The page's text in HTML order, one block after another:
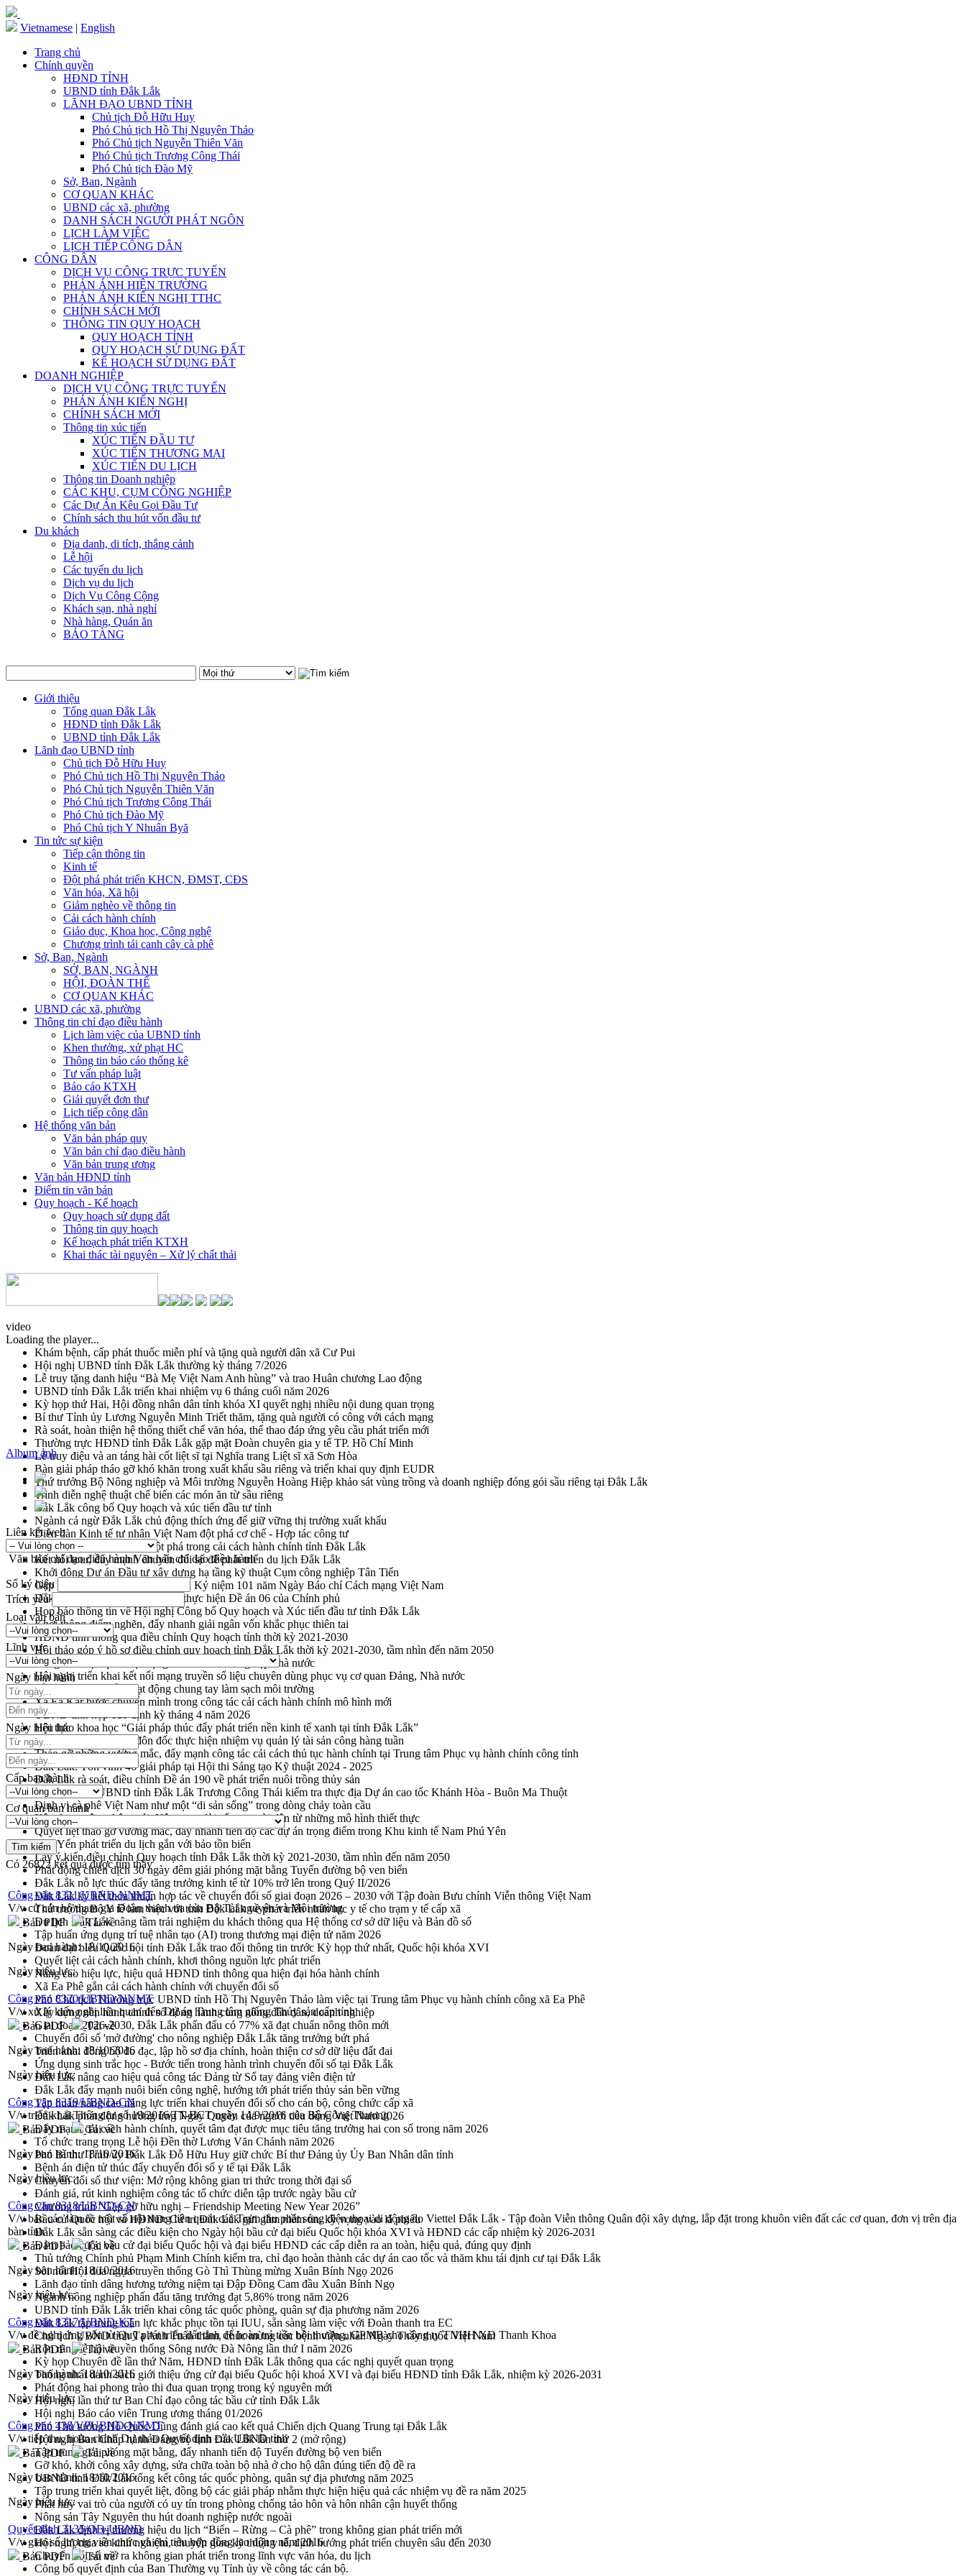
Vietnamese | English
Trang chủ
Chính quyền
HĐND TỈNH
UBND tỉnh Đắk Lắk
LÃNH ĐẠO UBND TỈNH
Chủ tịch Đỗ Hữu Huy
Phó Chủ tịch Hồ Thị Nguyên Thảo
Phó Chủ tịch Nguyễn Thiên Văn
Phó Chủ tịch Trương Công Thái
Phó Chủ tịch Đào Mỹ
Sở, Ban, Ngành
CƠ QUAN KHÁC
UBND các xã, phường
DANH SÁCH NGƯỜI PHÁT NGÔN
LỊCH LÀM VIỆC
LỊCH TIẾP CÔNG DÂN
CÔNG DÂN
DỊCH VỤ CÔNG TRỰC TUYẾN
PHẢN ÁNH HIỆN TRƯỜNG
PHẢN ÁNH KIẾN NGHỊ TTHC
CHÍNH SÁCH MỚI
THÔNG TIN QUY HOẠCH
QUY HOẠCH TỈNH
QUY HOẠCH SỬ DỤNG ĐẤT
KẾ HOẠCH SỬ DỤNG ĐẤT
DOANH NGHIỆP
DỊCH VỤ CÔNG TRỰC TUYẾN
PHẢN ÁNH KIẾN NGHỊ
CHÍNH SÁCH MỚI
Thông tin xúc tiến
XÚC TIẾN ĐẦU TƯ
XÚC TIẾN THƯƠNG MẠI
XÚC TIẾN DU LỊCH
Thông tin Doanh nghiệp
CÁC KHU, CỤM CÔNG NGHIỆP
Các Dự Án Kêu Gọi Đầu Tư
Chính sách thu hút vốn đầu tư
Du khách
Địa danh, di tích, thắng cảnh
Lễ hội
Các tuyến du lịch
Dịch vụ du lịch
Dịch Vụ Công Cộng
Khách sạn, nhà nghỉ
Nhà hàng, Quán ăn
BẢO TÀNG
Giới thiệu
Tổng quan Đắk Lắk
HĐND tỉnh Đắk Lắk
UBND tỉnh Đắk Lắk
Lãnh đạo UBND tỉnh
Chủ tịch Đỗ Hữu Huy
Phó Chủ tịch Hồ Thị Nguyên Thảo
Phó Chủ tịch Nguyễn Thiên Văn
Phó Chủ tịch Trương Công Thái
Phó Chủ tịch Đào Mỹ
Phó Chủ tịch Y Nhuân Byă
Tin tức sự kiện
Tiếp cận thông tin
Kinh tế
Đột phá phát triển KHCN, ĐMST, CĐS
Văn hóa, Xã hội
Giảm nghèo về thông tin
Cải cách hành chính
Giáo dục, Khoa học, Công nghệ
Chương trình tái canh cây cà phê
Sở, Ban, Ngành
SỞ, BAN, NGÀNH
HỘI, ĐOÀN THỂ
CƠ QUAN KHÁC
UBND các xã, phường
Thông tin chỉ đạo điều hành
Lịch làm việc của UBND tỉnh
Khen thưởng, xử phạt HC
Thông tin báo cáo thống kê
Tư vấn pháp luật
Báo cáo KTXH
Giải quyết đơn thư
Lịch tiếp công dân
Hệ thống văn bản
Văn bản pháp quy
Văn bản chỉ đạo điều hành
Văn bản trung ương
Văn bản HĐND tỉnh
Điểm tin văn bản
Quy hoạch - Kế hoạch
Quy hoạch sử dụng đất
Thông tin quy hoạch
Kế hoạch phát triển KTXH
Khai thác tài nguyên – Xử lý chất thải
video
Loading the player...
Khám bệnh, cấp phát thuốc miễn phí và tặng quà người dân xã Cư Pui
Hội nghị UBND tỉnh Đắk Lắk thường kỳ tháng 7/2026
Lễ truy tặng danh hiệu “Bà Mẹ Việt Nam Anh hùng” và trao Huân chương Lao động
UBND tỉnh Đắk Lắk triển khai nhiệm vụ 6 tháng cuối năm 2026
Kỳ họp thứ Hai, Hội đồng nhân dân tỉnh khóa XI quyết nghị nhiều nội dung quan trọng
Bí thư Tỉnh ủy Lương Nguyễn Minh Triết thăm, tặng quà người có công với cách mạng
Rà soát, hoàn thiện hệ thống thiết chế văn hóa, thể thao đáp ứng yêu cầu phát triển mới
Thường trực HĐND tỉnh Đắk Lắk gặp mặt Đoàn chuyên gia y tế TP. Hồ Chí Minh
Lễ truy điệu và an táng hài cốt liệt sĩ tại Nghĩa trang Liệt sĩ xã Sơn Hòa
Bàn giải pháp tháo gỡ khó khăn trong xuất khẩu sầu riêng và triển khai quy định EUDR
Thứ trưởng Bộ Nông nghiệp và Môi trường Nguyễn Hoàng Hiệp khảo sát vùng trồng và doanh nghiệp đóng gói sầu riêng tại Đắk Lắk
Trình diễn nghệ thuật chế biến các món ăn từ sầu riêng
Đắk Lắk công bố Quy hoạch và xúc tiến đầu tư tỉnh
Ngành cá ngừ Đắk Lắk chủ động thích ứng để giữ vững thị trường xuất khẩu
Diễn đàn Kinh tế tư nhân Việt Nam đột phá cơ chế - Hợp tác công tư
Đề án 06 tạo bước ngoặt đột phá trong cải cách hành chính tỉnh Đắk Lắk
Kết nối tour, đẩy mạnh chuyển đổi số để phát triển du lịch Đắk Lắk
Khởi động Dự án Đầu tư xây dựng hạ tầng kỹ thuật Cụm công nghiệp Tân Tiến
Gặp mặt các cơ quan báo chí nhân Kỷ niệm 101 năm Ngày Báo chí Cách mạng Việt Nam
Đắk Lắk sơ kết 4 năm triển khai thực hiện Đề án 06 của Chính phủ
Họp báo thông tin về Hội nghị Công bố Quy hoạch và Xúc tiến đầu tư tỉnh Đắk Lắk
Khơi thông điểm nghẽn, đẩy nhanh giải ngân vốn khắc phục thiên tai
HĐND tỉnh thông qua điều chỉnh Quy hoạch tỉnh thời kỳ 2021-2030
Hội thảo góp ý hồ sơ điều chỉnh quy hoạch tỉnh Đắk Lắk thời kỳ 2021-2030, tầm nhìn đến năm 2050
Nâng cao hiệu quả hoạt động của các doanh nghiệp nhà nước
Hội nghị triển khai kết nối mạng truyền số liệu chuyên dùng phục vụ cơ quan Đảng, Nhà nước
Lễ phát động chuỗi hoạt động chung tay làm sạch môi trường
Xã Ea Kar bước chuyển mình trong công tác cải cách hành chính mô hình mới
UBND tỉnh họp báo định kỳ tháng 4 năm 2026
Hội thảo khoa học “Giải pháp thúc đẩy phát triển nền kinh tế xanh tại tỉnh Đắk Lắk”
Tăng cường giám sát, đôn đốc thực hiện nhiệm vụ quản lý tài sản công hàng tuần
Tháo gỡ những vướng mắc, đẩy mạnh công tác cải cách thủ tục hành chính tại Trung tâm Phục vụ hành chính công tỉnh
Đắk Lắk: Tôn vinh 46 giải pháp tại Hội thi Sáng tạo Kỹ thuật 2024 - 2025
Đắk Lắk rà soát, điều chỉnh Đề án 190 về phát triển nuôi trồng thủy sản
Phó Chủ tịch UBND tỉnh Đắk Lắk Trương Công Thái kiểm tra thực địa Dự án cao tốc Khánh Hòa - Buôn Ma Thuột
Định vị cà phê Việt Nam như một “di sản sống” trong dòng chảy toàn cầu
Xây dựng nông thôn mới: Nâng cao đời sống người dân từ những mô hình thiết thực
Quyết liệt tháo gỡ vướng mắc, đẩy nhanh tiến độ các dự án trọng điểm trong Khu kinh tế Nam Phú Yên
Hòn Yến phát triển du lịch gắn với bảo tồn biển
Lấy ý kiến điều chỉnh Quy hoạch tỉnh Đắk Lắk thời kỳ 2021-2030, tầm nhìn đến năm 2050
Phát động chiến dịch 30 ngày đêm giải phóng mặt bằng Tuyến đường bộ ven biển
Đắk Lắk nỗ lực thúc đẩy tăng trưởng kinh tế từ 10% trở lên trong Quý II/2026
Đắk Lắk ký kết thỏa thuận hợp tác về chuyển đổi số giai đoạn 2026 – 2030 với Tập đoàn Bưu chính Viễn thông Việt Nam
Thứ trưởng Bộ Y tế làm việc với tỉnh Đắk Lắk về phát triển nhân lực y tế cho trạm y tế cấp xã
Du lịch Đắk Lắk nâng tầm trải nghiệm du khách thông qua Hệ thống cơ sở dữ liệu và Bản đồ số
Tập huấn ứng dụng trí tuệ nhân tạo (AI) trong thương mại điện tử năm 2026
Đoàn đại biểu Quốc hội tỉnh Đắk Lắk trao đổi thông tin trước Kỳ họp thứ nhất, Quốc hội khóa XVI
Quyết liệt cải cách hành chính, khơi thông nguồn lực phát triển
Nâng cao hiệu lực, hiệu quả HĐND tỉnh thông qua hiện đại hóa hành chính
Xã Ea Phê gắn cải cách hành chính với chuyển đổi số
Phó Chủ tịch Thường trực UBND tỉnh Hồ Thị Nguyên Thảo làm việc tại Trung tâm Phục vụ hành chính công xã Ea Phê
Xây dựng nền hành chính số đồng hành cùng nông dân dân, doanh nghiệp
Giai đoạn 2026-2030, Đắk Lắk phấn đấu có 77% xã đạt chuẩn nông thôn mới
Chuyển đổi số 'mở đường' cho nông nghiệp Đắk Lắk tăng trưởng bứt phá
Triển khai đồng bộ đo đạc, lập hồ sơ địa chính, hoàn thiện cơ sở dữ liệu đất đai
Ứng dụng sinh trắc học - Bước tiến trong hành trình chuyển đổi số tại Đắk Lắk
Đắk Lắk nâng cao hiệu quả công tác Đảng từ Sổ tay đảng viên điện tử
Đắk Lắk đẩy mạnh nuôi biển công nghệ, hướng tới phát triển thủy sản bền vững
Tập huấn nâng cao năng lực triển khai chuyển đổi số cho cán bộ, công chức cấp xã
Đắk Lắk phát động hưởng ứng Ngày Quyền của người tiêu dùng Việt Nam 2026
Đẩy mạnh cải cách hành chính, quyết tâm đạt được mục tiêu tăng trưởng hai con số trong năm 2026
Tổ chức trang trọng Lễ hội Đền thờ Lương Văn Chánh năm 2026
Phó Bí thư Tỉnh ủy Đắk Lắk Đỗ Hữu Huy giữ chức Bí thư Đảng ủy Ủy Ban Nhân dân tỉnh
Bệnh án điện tử thúc đẩy chuyển đổi số y tế tại Đắk Lắk
Chuyển đổi số thư viện: Mở rộng không gian tri thức trong thời đại số
Đánh giá, rút kinh nghiệm công tác tổ chức diễn tập trước ngày bầu cử
Chương trình “Gặp gỡ hữu nghị – Friendship Meeting New Year 2026”
Bầu cử Quốc hội và HĐND: Cử tri Đắk Lắk gửi gắm niềm tin, kỳ vọng vào lá phiếu
Đắk Lắk sẵn sàng các điều kiện cho Ngày hội bầu cử đại biểu Quốc hội khóa XVI và HĐND các cấp nhiệm kỳ 2026-2031
Đảm bảo cuộc bầu cử đại biểu Quốc hội và đại biểu HĐND các cấp diễn ra an toàn, hiệu quả, đúng quy định
Thủ tướng Chính phủ Phạm Minh Chính kiểm tra, chỉ đạo hoàn thành các dự án cao tốc và thăm khu tái định cư tại Đắk Lắk
Sôi nổi Hội đua ngựa truyền thống Gò Thì Thùng mừng Xuân Bính Ngọ 2026
Lãnh đạo tỉnh dâng hương tưởng niệm tại Đập Đồng Cam đầu Xuân Bính Ngọ
Ngành nông nghiệp phấn đấu tăng trưởng đạt 5,86% trong năm 2026
UBND tỉnh Đắk Lắk triển khai công tác quốc phòng, quân sự địa phương năm 2026
Đắk Lắk tập trung toàn lực khắc phục tồn tại IUU, sẵn sàng làm việc với Đoàn thanh tra EC
Chủ tịch UBND tỉnh Tạ Anh Tuấn thăm, chúc mừng các bệnh viện nhân Ngày Thầy thuốc Việt Nam
Rộn ràng lễ hội truyền thống Sông nước Đà Nông lần thứ I năm 2026
Kỳ họp Chuyên đề lần thứ Năm, HĐND tỉnh Đắk Lắk thông qua các nghị quyết quan trọng
Thống nhất danh sách giới thiệu ứng cử đại biểu Quốc hội khoá XVI và đại biểu HĐND tỉnh Đắk Lắk, nhiệm kỳ 2026-2031
Phát động hai phong trào thi đua quan trọng trong kỷ nguyên mới
Hội nghị lần thứ tư Ban Chỉ đạo công tác bầu cử tỉnh Đắk Lắk
Hội nghị Báo cáo viên Trung ương tháng 01/2026
Phó Thủ tướng Hồ Quốc Dũng đánh giá cao kết quả Chiến dịch Quang Trung tại Đắk Lắk
Hội nghị Ban Chấp hành Đảng bộ tỉnh Đắk Lắk lần thứ 2 (mở rộng)
Tập trung giải phóng mặt bằng, đẩy nhanh tiến độ Tuyến đường bộ ven biển
Gỡ khó, khởi công xây dựng, sửa chữa toàn bộ nhà ở cho hộ dân đúng tiến độ đề ra
UBND tỉnh Đắk Lắk tổng kết công tác quốc phòng, quân sự địa phương năm 2025
Tập trung triển khai quyết liệt, đồng bộ các giải pháp nhằm thực hiện hiệu quả các nhiệm vụ đề ra năm 2025
Phát huy vai trò của người có uy tín trong phòng chống tảo hôn và hôn nhân cận huyết thống
Nông sản Tây Nguyên thu hút doanh nghiệp nước ngoài
Đắk Lắk định vị thương hiệu du lịch “Biển – Rừng – Cà phê” trong không gian phát triển mới
Hội nghị chia sẻ kinh nghiệm, chuyển giao kỹ thuật y tế, định hướng phát triển chuyên sâu đến 2030
Chuyển đổi số mở ra không gian phát triển trong lĩnh vực văn hóa, du lịch
Công bố quyết định của Ban Thường vụ Tỉnh ủy về công tác cán bộ.
Album ảnh
Liên kết web
Văn bản chỉ đạo điều hành Văn bản chỉ đạo điều hành
Số ký hiệu
Trích yếu
Loại văn bản
Lĩnh vực
Ngày ban hành
Ngày hiệu lực
Cấp ban hành
Cơ quan ban hành
Có 26822kết quả được tìm thấy
Công văn 8321/UBND-NNMT
V/v cử cán bộ tham gia Đoàn thanh tra của Bộ Tài nguyên và Môi trường
Bản PDF
Tải về
Ngày ban hành:18/10/2016
Ngày hiệu lực:
Công văn 8320/UBND-NNMT
V/v xử lý kiến nghị liên quan đến Dự án Trung tâm giống Thủy sản cấp tỉnh
Bản PDF
Tải về
Ngày ban hành: 18/10/2016
Ngày hiệu lực:
Công văn 8319/UBND-CN
V/v triển khai Thông tư số 19/2016/TT-BCT ngày 14/9/2016 của Bộ Công Thương
Bản PDF
Tải về
Ngày ban hành:18/10/2016
Ngày hiệu lực:
Công văn 8318/UBND-CN
V/v báo cáo làm rõ một số nội dung liên quan các Trạm thu phát sóng điện thoại di động do Viettel Đắk Lắk - Tập đoàn Viễn thông Quân đội xây dựng, lắp đặt trong khuôn viên đất các cơ quan, đơn vị trên địa
bàn tỉnh
Bản PDF
Tải về
Ngày ban hành:18/10/2016
Ngày hiệu lực:
Công văn 8317/UBND-KT
V/v đề nghị ứng vốn từ Quỹ phát triển đất tỉnh để hoàn trả tiền bồi thường, GPMB cho công ty TNHH XD Thanh Khoa
Bản PDF
Tải về
Ngày ban hành:18/10/2016
Ngày hiệu lực:
Công văn 438/VPUBND-NNMT
V/v tiếp thu, hoàn chỉnh Dự thảo Quyết định của UBND tỉnh
Bản PDF
Tải về
Ngày ban hành:18/10/2016
Ngày hiệu lực:
Quyết định 3135/QĐ-UBND
V/v giao số lượng viên chức và chỉ tiêu hợp đồng lao động năm 2016
Bản PDF
Tải về